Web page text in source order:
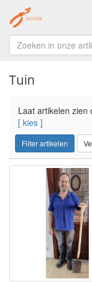
Tuin
Laat artikelen zien
[ kies ]
Filter artikelen